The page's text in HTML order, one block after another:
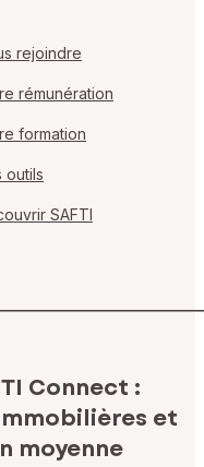
rejoindre
rémunération
formation
outils
SAFTI
Connect :
et
moyenne